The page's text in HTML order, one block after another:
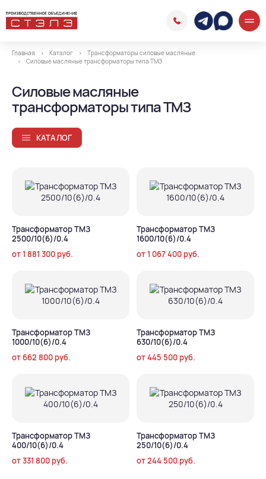
Главная Каталог
Трансформаторы силовые масляные
Силовые масляные трансформаторы типа ТМЗ
Силовые масляные
трансформаторы типа ТМЗ
КАТАЛОГ
Трансформатор ТМЗ
2500/10(6)/0.4
от1 881 300 руб.
Трансформатор ТМЗ
1600/10(6)/0.4
от1 067 400 руб.
Трансформатор ТМЗ
1000/10(6)/0.4
от 662 800 руб.
Трансформатор ТМЗ
630/10(6)/0.4
от445 500 руб.
Трансформатор ТМЗ
400/10(6)/0.4
от331 800 руб.
Трансформатор ТМЗ
250/10(6)/0.4
от244 500 руб.